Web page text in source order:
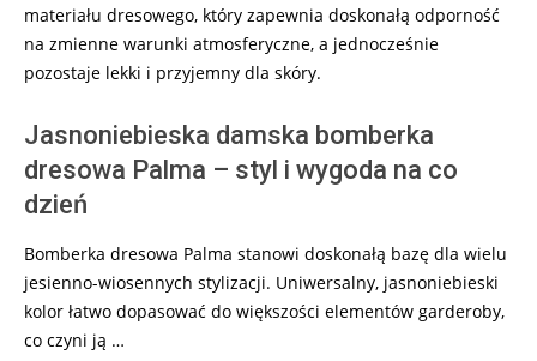
materiału dresowego, który zapewnia doskonałą odporność
na zmienne warunki atmosferyczne, a jednocześnie
pozostaje lekki i przyjemny dla skóry.
Jasnoniebieska damska bomberka
dresowa Palma – styl i wygoda na co
dzień
Bomberka dresowa Palma stanowi doskonałą bazę dla wielu
jesienno-wiosennych stylizacji. Uniwersalny, jasnoniebieski
kolor łatwo dopasować do większości elementów garderoby,
co czyni ją …